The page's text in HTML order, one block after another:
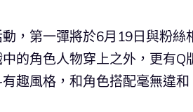
，第一彈將於6月19日與粉絲
的角色人物穿上之外，更有Q
趣風格，和角色搭配毫無違和